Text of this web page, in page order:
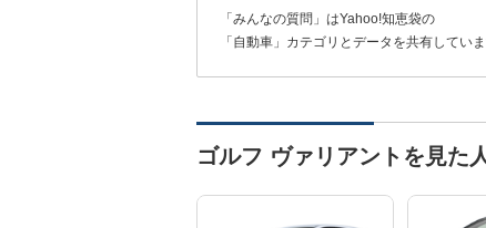
「みんなの質問」はYahoo!知恵袋の
「自動車」カテゴリとデータを共有していま
ゴルフ ヴァリアントを見た